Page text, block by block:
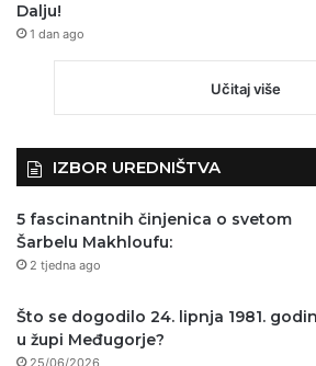
Dalju!
1 dan ago
Učitaj više
IZBOR UREDNIŠTVA
5 fascinantnih činjenica o svetom
Šarbelu Makhloufu:
2 tjedna ago
Što se dogodilo 24. lipnja 1981.
u župi Međugorje?